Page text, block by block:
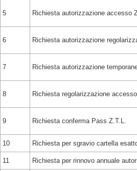
5 Richiesta autorizzazione accesso
6 Richiesta autorizzazione
7 Richiesta autorizzazione
8 Richiesta regolarizzazione
9 Richiesta conferma Pass Z.T.L.
10 Richiesta per sgravio cartella
11 Richiesta per rinnovo annuale